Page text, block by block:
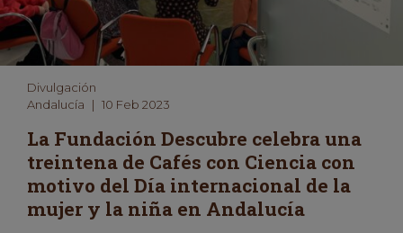
Divulgación
Andalucía
| 10 Feb 2023
La Fundación Descubre celebra una
treintena de Cafés con Ciencia con
motivo del Día internacional de la
mujer y la niña en Andalucía